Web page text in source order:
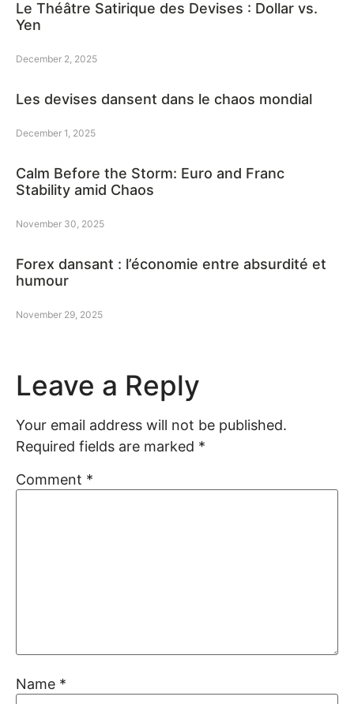
Le Théâtre Satirique des Devises : Dollar vs.
Yen
December 2, 2025
Les devises dansent dans le chaos mondial
December 1, 2025
Calm Before the Storm: Euro and Franc
Stability amid Chaos
November 30, 2025
Forex dansant : l’économie entre absurdité et
humour
November 29, 2025
Leave a Reply
Your email address will not be published.
Required fields are marked *
Comment *
Name *